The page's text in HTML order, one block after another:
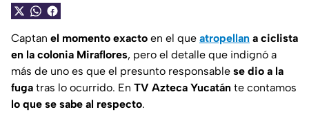
Captan el momento exacto en el que atropellan a ciclista
en la colonia Miraflores, pero el detalle que indignó a
más de uno es que el presunto responsable se dio a la
fuga tras lo ocurrido. En TV Azteca Yucatán te contamos
lo que se sabe al respecto.